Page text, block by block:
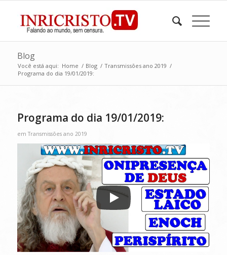
Blog
Você está aqui: Home / Blog / Transmissões ano 2019 /
Programa do dia 19/01/2019:
Programa do dia 19/01/2019:
emTransmissões ano 2019